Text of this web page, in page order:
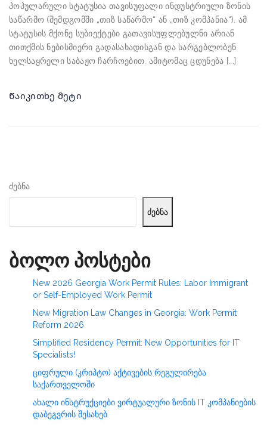
პოპულარული სტატუსია თავისუფალი ინდუსტრიული ზონის
საწარმო (შემდგომში „თიზ საწარმო“ ან „თიზ კომპანია“). ამ
სტატუსის მქონე სუბიექტები გათავისუფლებულნი არიან
თითქმის ნებისმიერი გადასახადისგან და სარგებლობენ
ხელსაყრელი საბაჟო ჩარჩოებით. ამიტომაც ცდუნება [...]
Წაიკითხე მეტი
ძებნა
ძებნა
ბოლო პოსტები
New 2026 Georgia Work Permit Rules: Labor Immigrant
or Self-Employed Work Permit
New Migration Law Changes in Georgia: Work Permit
Reform 2026
Simplified Residency Permit: New Opportunities for IT
Specialists!
ციფრული (კრიპტო) აქტივების რეგულირება
საქართველოში
ახალი ინსტრუქციები ვირტუალური ზონის IT კომპანიების
დაბეგვრის შესახებ